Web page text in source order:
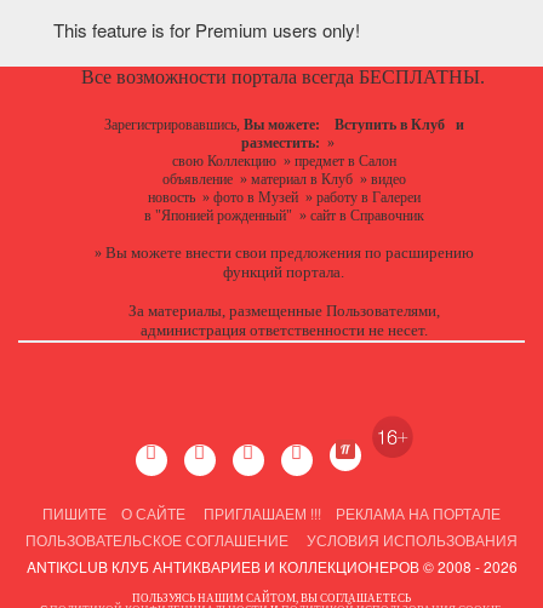
This feature is for Premium users only!
Все возможности портала всегда БЕСПЛАТНЫ.
Зарегистрировавшись, Вы можете: Вступить в Клуб
и
разместить: »
свою Коллекцию» предмет в Салон
объявление» материал в Клуб» видео
новость» фото в Музей» работу в Галереи
в "Японией рожденный" » сайт в Справочник
» Вы можете внести свои предложенияпо расширению
функций портала.
За материалы, размещенные Пользователями,
администрация ответственности не несет.
ПИШИТЕ О САЙТЕ ПРИГЛАШАЕМ !!!
РЕКЛАМА НА ПОРТАЛЕ
ПОЛЬЗОВАТЕЛЬСКОЕ СОГЛАШЕНИЕ
УСЛОВИЯ ИСПОЛЬЗОВАНИЯ
ANTIKCLUB КЛУБ АНТИКВАРИЕВ И КОЛЛЕКЦИОНЕРОВ © 2008 - 2026
ПОЛЬЗУЯСЬ НАШИМ САЙТОМ, ВЫ СОГЛАШАЕТЕСЬ